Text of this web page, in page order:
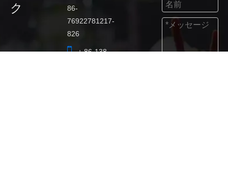
ク
86-
76922781217-
826
+ 86-138-